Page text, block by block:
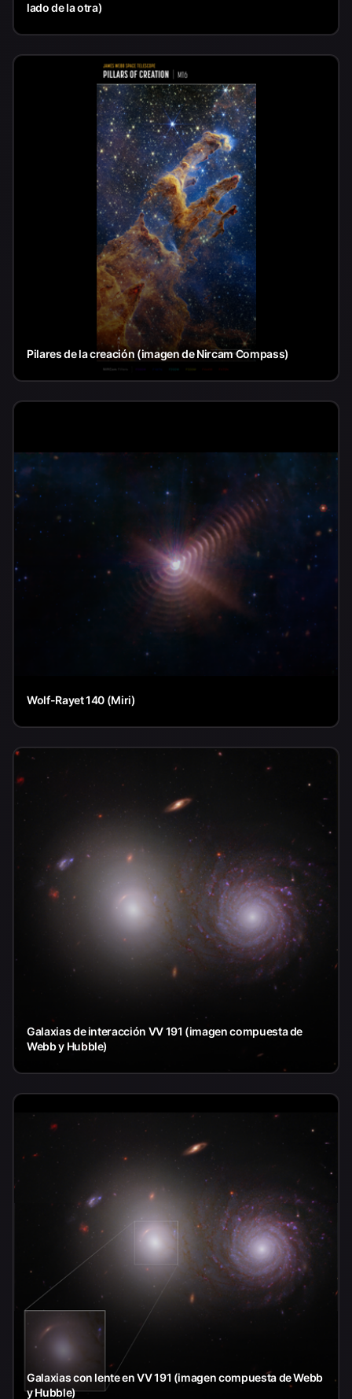
lado de la otra)
Pilares de la creación (imagen de Nircam Compass)
Wolf-Rayet 140 (Miri)
Galaxias de interacción VV 191 (imagen compuesta de
Webb y Hubble)
Galaxias con lente en VV 191 (imagen compuesta de Webb
y Hubble)